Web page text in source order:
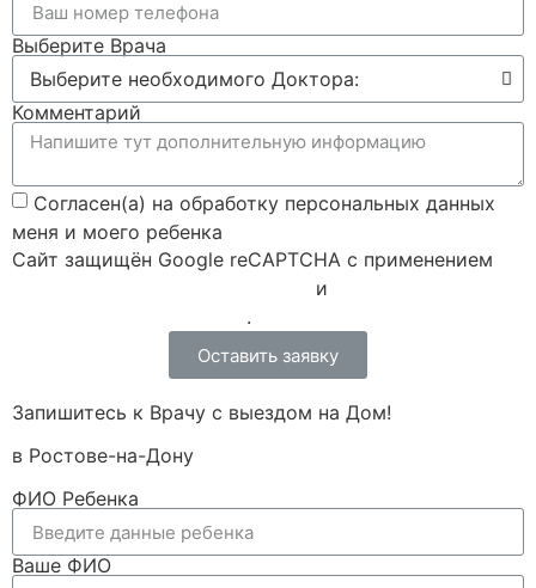
Выберите Врача
Комментарий
Согласен(а) на обработку персональных данных
меня и моего ребенка
Сайт защищён Google reCAPTCHA с применением
и
.
Оставить заявку
Запишитесь к Врачу с выездом на Дом!
в Ростове-на-Дону
ФИО Ребенка
Ваше ФИО